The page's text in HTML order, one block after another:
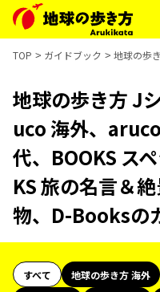
TOP ガイドブック 地球の歩
地球の歩き方 J
uco 海外、
代、BOOKS ス
KS 旅の名言＆
物、D-Booksの
すべて 地球の歩き方 海外